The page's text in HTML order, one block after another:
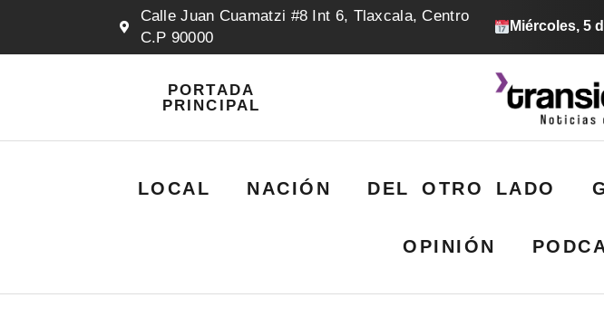
Calle Juan Cuamatzi #8 Int 6, Tlaxcala, Centro
C.P 90000
Miércoles, 5
PORTADA
PRINCIPAL
LOCAL NACIÓN DEL OTRO LADO
OPINIÓN